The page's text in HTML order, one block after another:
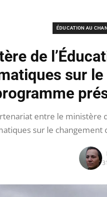
ÉDUCATION AU
de
sur
entre le ministère
sur le